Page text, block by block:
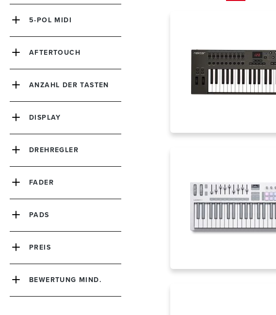
5-POL MIDI
AFTERTOUCH
ANZAHL DER TASTEN
DISPLAY
DREHREGLER
FADER
PADS
PREIS
BEWERTUNG MIND.